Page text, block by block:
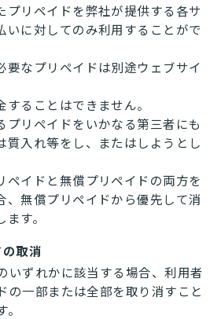
プリペイドを弊社が提供する各サ
いに対してのみ利用することがで
要なプリペイドは別途ウェブサイ
することはできません。
プリペイドをいかなる第三者にも
質入れ等をし、またはしようとし
ペイドと無償プリペイドの両方を
、無償プリペイドから優先して消
す。
取消
いずれかに該当する場合、利用者
の一部または全部を取り消すこと